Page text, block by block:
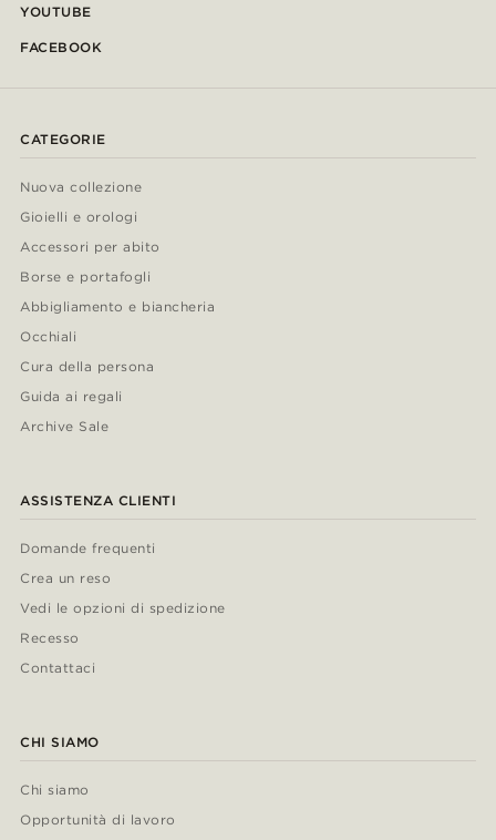
YOUTUBE
FACEBOOK
CATEGORIE
Nuova collezione
Gioielli e orologi
Accessori per abito
Borse e portafogli
Abbigliamento e biancheria
Occhiali
Cura della persona
Guida ai regali
Archive Sale
ASSISTENZA CLIENTI
Domande frequenti
Crea un reso
Vedi le opzioni di spedizione
Recesso
Contattaci
CHI SIAMO
Chi siamo
Opportunità di lavoro